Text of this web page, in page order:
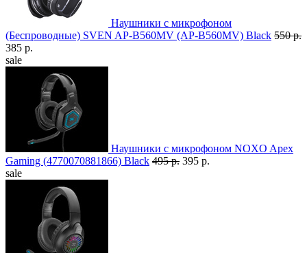
Наушники с микрофоном
(Беспроводные) SVEN AP-B560MV (AP-B560MV) Black 550 р.
385 р.
sale
Наушники с микрофоном NOXO Apex
Gaming (4770070881866) Black 495 р. 395 р.
sale